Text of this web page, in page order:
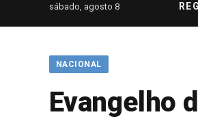
sábado, agosto 8
NACIONAL
Evangelho